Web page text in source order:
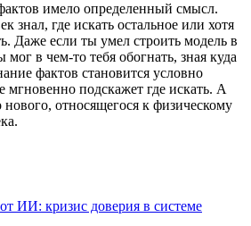
имело определенный смысл.
знал, где искать остальное или хотя
Даже если ты умел строить модель в
в чем-то тебя обогнать, зная куда
фактов становится условно
подскажет где искать. А
нового, относящегося к физическому
ИИ: кризис доверия в системе